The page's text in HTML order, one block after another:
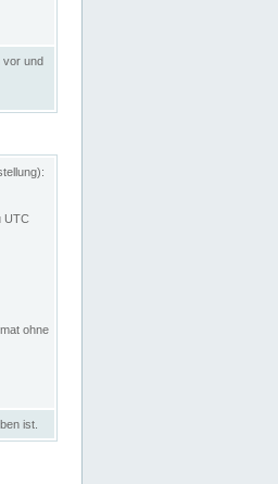
vor und
UTC
ohne
ist.